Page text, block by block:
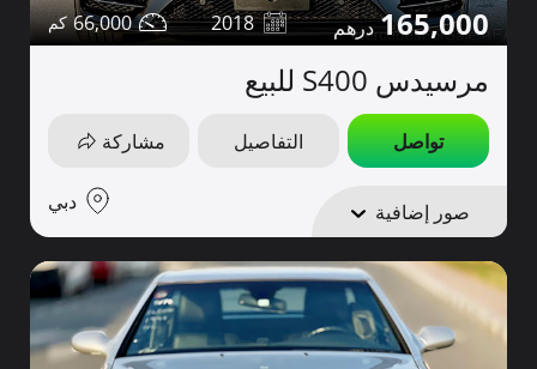
165,000
2018
66,000
مرسيدس S400 للبيع
تواصل التفاصيل مشاركة
صور إضافية دبي